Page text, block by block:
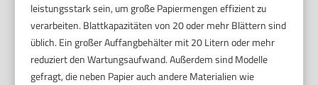
leistungsstark sein, um große Papiermengen effizient zu
verarbeiten. Blattkapazitäten von 20 oder mehr Blättern sind
üblich. Ein großer Auffangbehälter mit 20 Litern oder mehr
reduziert den Wartungsaufwand. Außerdem sind Modelle
gefragt, die neben Papier auch andere Materialien wie